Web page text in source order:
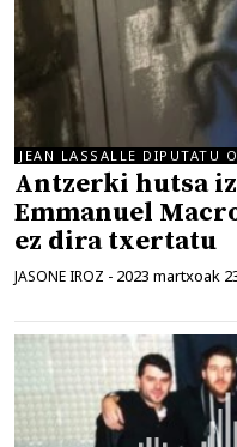
JEAN LASSALLE DIPUTATU
Antzerki hutsa
Emmanuel
ez dira txertatu
JASONE IROZ - 2023 martxoak